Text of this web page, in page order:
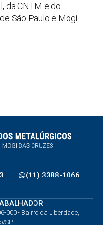
da CNTM e do
São Paulo e Mogi
(11) 3388-1066
000 - Bairro da Liberdade,
SP